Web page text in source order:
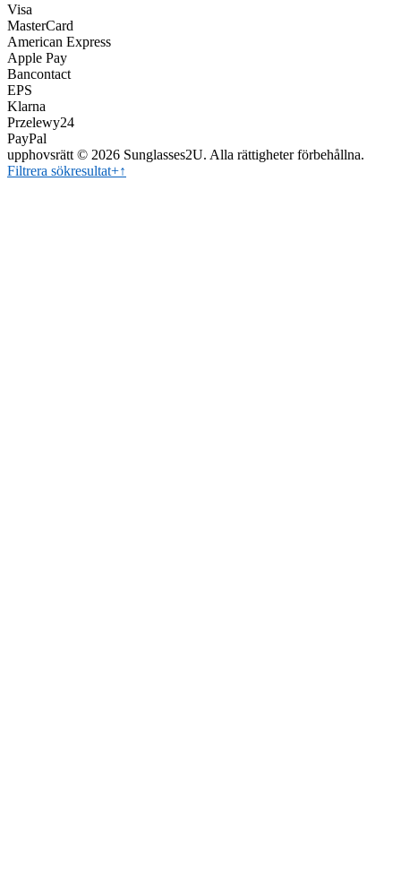
Visa
MasterCard
American Express
Apple Pay
Bancontact
EPS
Klarna
Przelewy24
PayPal
upphovsrätt © 2026 Sunglasses2U. Alla rättigheter förbehållna.
Filtrera sökresultat+↑